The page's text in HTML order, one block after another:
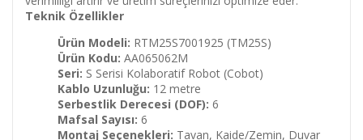
Teknik Özellikler
Ürün Modeli: RTM25S7001925 (TM25S)
Ürün Kodu: AA065062M
Seri: S Serisi Kolaboratif Robot (Cobot)
Kablo Uzunluğu: 12 metre
Serbestlik Derecesi (DOF): 6
Mafsal Sayısı: 6
Montaj Seçenekleri: Tavan, Kaide/Zemin, Duvar